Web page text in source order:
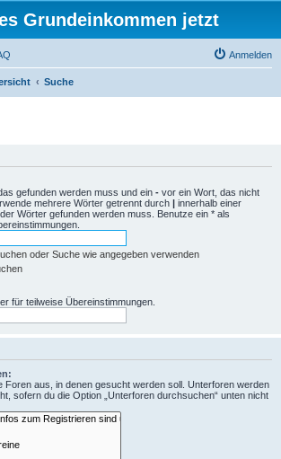
Grundeinkommen jetzt
Anmelden
Suche
gefunden werden muss und ein - vor ein Wort, das nicht
mehrere Wörter getrennt durch | innerhalb einer
Wörter gefunden werden muss. Benutze ein * als
oder Suche wie angegeben verwenden
für teilweise Übereinstimmungen.
Foren aus, in denen gesucht werden soll. Unterforen werden
sofern du die Option „Unterforen durchsuchen“ unten nicht